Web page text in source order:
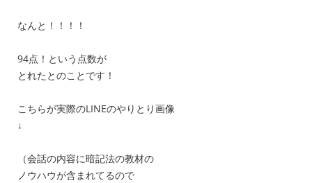
なんと！！！！
94点！という点数が
とれたとのことです！
こちらが実際のLINEのやりとり画像
↓
（会話の内容に暗記法の教材の
ノウハウが含まれてるので